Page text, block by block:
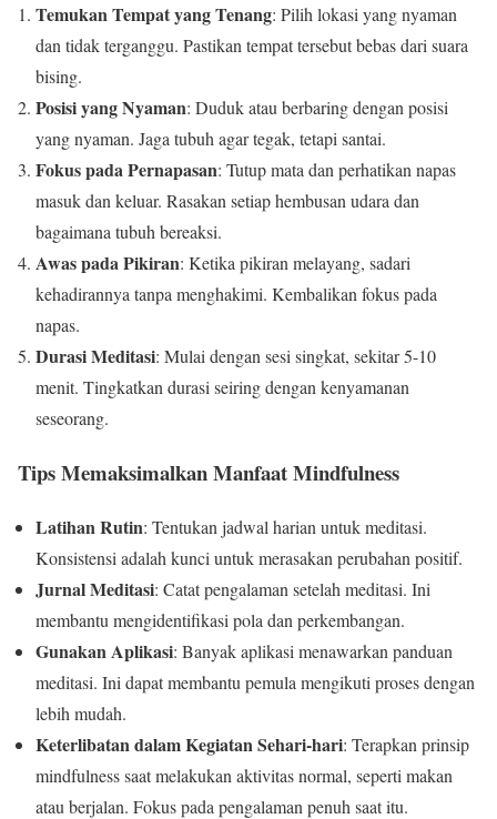
Temukan Tempat yang Tenang: Pilih lokasi yang nyaman
dan tidak terganggu. Pastikan tempat tersebut bebas dari suara
bising.
Posisi yang Nyaman: Duduk atau berbaring dengan posisi
yang nyaman. Jaga tubuh agar tegak, tetapi santai.
Fokus pada Pernapasan: Tutup mata dan perhatikan napas
masuk dan keluar. Rasakan setiap hembusan udara dan
bagaimana tubuh bereaksi.
Awas pada Pikiran: Ketika pikiran melayang, sadari
kehadirannya tanpa menghakimi. Kembalikan fokus pada
napas.
Durasi Meditasi: Mulai dengan sesi singkat, sekitar 5-10
menit. Tingkatkan durasi seiring dengan kenyamanan
seseorang.
Tips Memaksimalkan Manfaat Mindfulness
Latihan Rutin: Tentukan jadwal harian untuk meditasi.
Konsistensi adalah kunci untuk merasakan perubahan positif.
Jurnal Meditasi: Catat pengalaman setelah meditasi. Ini
membantu mengidentifikasi pola dan perkembangan.
Gunakan Aplikasi: Banyak aplikasi menawarkan panduan
meditasi. Ini dapat membantu pemula mengikuti proses dengan
lebih mudah.
Keterlibatan dalam Kegiatan Sehari-hari: Terapkan prinsip
mindfulness saat melakukan aktivitas normal, seperti makan
atau berjalan. Fokus pada pengalaman penuh saat itu.